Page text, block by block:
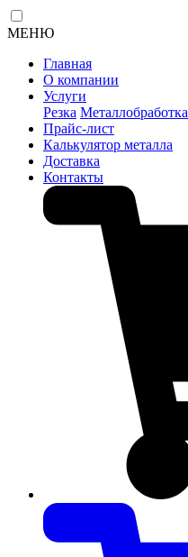
МЕНЮ
Главная
О компании
Услуги
Резка Металлобработка
Прайс-лист
Калькулятор металла
Доставка
Контакты